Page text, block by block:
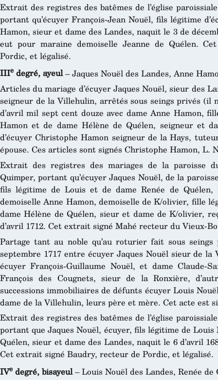
Extrait des registres des batêmes de l’église
portant qu’écuyer François-Jean Nouël, fils légitime
Hamon, sieur et dame des Landes, naquit le 3 de
eut pour maraine demoiselle Jeanne de Quélen.
Pordic, et légalisé.
IIIe degré, ayeul– Jaques Nouël des Landes, Anne
Articles du mariage d’écuyer Jaques Nouël, sieur des
seigneur de la Villehulin, arrêtés sous seings privés (il
d’avril mil sept cent douze avec dame Anne Hamon,
Hamon et de dame Hélène de Quélen, seigneur et
d’écuyer Christophe Hamon seigneur de la Hays,
épouse. Ces articles sont signés Christophe Hamon, L.
Extrait des registres des mariages de la paroisse
Quimper, portant qu’écuyer Jaques Nouël, de la
fils légitime de Louis et de dame Renée de
demoiselle Anne Hamon, demoiselle de K/olivier, fille
dame Hélène de Quélen, sieur et dame de K/olivier,
d’avril 1712. Cet extrait signé Mahé recteur du Vieux-
Partage tant au noble qu’au roturier fait sous
septembre 1717 entre écuyer Jaques Nouël sieur de
écuyer François-Guillaume Nouël, et dame Claude-
François des Cougnets, sieur de la Ronxière,
successions immobiliaires de défunts écuyer Louis
dame de la Villehulin, leurs père et mère. Cet acte est
Extrait des registres des batêmes de l’église
portant que Jaques Nouël, écuyer, fils légitime de Louis
Quélen, sieur et dame des Landes, naquit le 6 d’avril
Cet extrait signé Baudry, recteur de Pordic, et légalisé.
IVe degré, bisayeul– Louis Nouël des Landes, Renée de